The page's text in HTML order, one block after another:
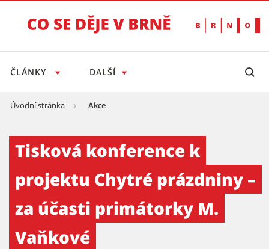
ČLÁNKY DALŠÍ
Úvodní stránka Akce
Tisková konference k
projektu Chytré prázdniny –
za účasti primátorky M.
Vaňkové